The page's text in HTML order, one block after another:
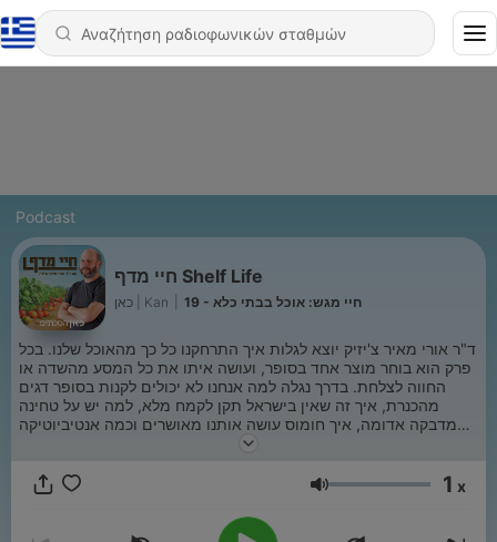
Podcast
חיי מדף Shelf Life
כאן | Kan 19 - חיי מגש: אוכל בבתי כלא
ד"ר אורי מאיר צ'יזיק יוצא לגלות איך התרחקנו כל כך מהאוכל שלנו. בכל
פרק הוא בוחר מוצר אחד בסופר, ועושה איתו את כל המסע מהשדה או
החווה לצלחת. בדרך נגלה למה אנחנו לא יכולים לקנות בסופר דגים
מהכנרת, איך זה שאין בישראל תקן לקמח מלא, למה יש על טחינה
מדבקה אדומה, איך חומוס עושה אותנו מאושרים וכמה אנטיביוטיקה
באמת יש בעוף שלנו. סיבוב הקניות הבא כבר לא ייראה לכם אותו דבר
Ένταση 1 x